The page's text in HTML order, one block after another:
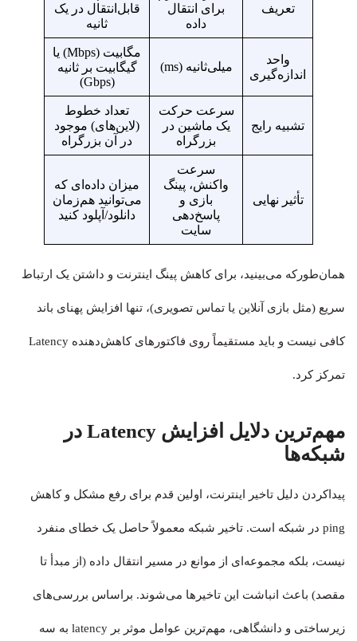
تعریف
برای انتقال
داده
قابل‌انتقال در یک
ثانیه
واحد
اندازه‌گیری
میلی‌ثانیه (ms)
مگابیت (Mbps) یا
گیگابیت بر ثانیه
(Gbps)
تشبیه رایج
سرعت حرکت
یک ماشین در
بزرگراه
تعداد خطوط
(لاین‌های) موجود
در آن بزرگراه
تأثیر نهایی
سرعت
واکنش، پینگ
بازی و
پاسخ‌دهی
سایت
میزان داده‌ای که
می‌توانید هم‌زمان
دانلود/آپلود کنید
همان‌طورکه می‌بینید، برای کاهش پینگ اینترنت و داشتن یک ارتباط
سریع (مثل بازی آنلاین یا تماس تصویری)، تنها افزایش پهنای باند
کافی نیست و باید مستقیماً روی فاکتورهای کاهش‌دهنده Latency
تمرکز کرد.
مهم‌ترین دلایل افزایش Latency در
شبکه‌ها
پیداکردن دلیل تاخیر اینترنت، اولین قدم برای رفع مشکل و کاهش
ping در شبکه است. تاخیر شبکه معمولاً حاصل یک خطای منفرد
نیست، بلکه مجموعه‌ای از موانع در مسیر انتقال داده (از مبدأ تا
مقصد) باعث انباشت این تاخیرها می‌شوند. براساس بررسی‌های
زیرساختی و دانشگاهی، مهم‌ترین عوامل موثر بر latency به سه